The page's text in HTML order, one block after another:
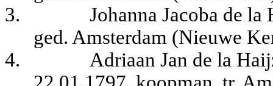
3.
Johanna Jacoba de
ged. Amsterdam (Nieuwe
4.
Adriaan Jan de la